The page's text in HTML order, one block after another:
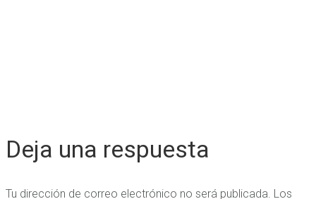
Deja una respuesta
Tu dirección de correo electrónico no será publicada. Los